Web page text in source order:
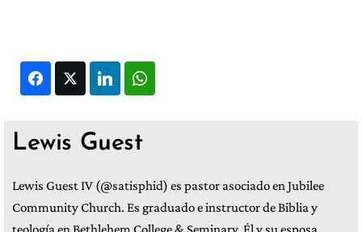
FacebookTwitter LinkedIn
Lewis Guest
Lewis Guest IV (@satisphid) es pastor asociado en Jubilee
Community Church. Es graduado e instructor de Biblia y